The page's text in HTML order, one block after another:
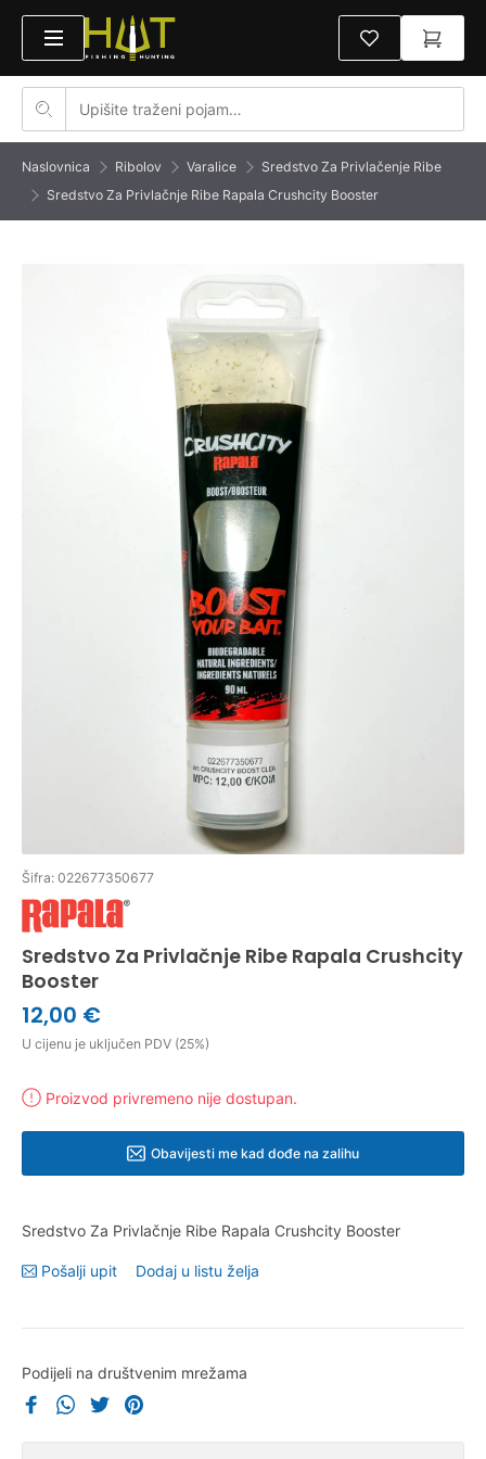
Naslovnica Ribolov Varalice
Sredstvo Za Privlačenje Ribe
Sredstvo Za Privlačnje Ribe Rapala Crushcity Booster
Šifra: 022677350677
Sredstvo Za Privlačnje Ribe Rapala Crushcity
Booster
12,00 €
U cijenu je uključen PDV (25%)
Proizvod privremeno nije dostupan.
Obavijesti me kad dođe na zalihu
Sredstvo Za Privlačnje Ribe Rapala Crushcity Booster
Pošalji upit Dodaj u listu želja
Podijeli na društvenim mrežama